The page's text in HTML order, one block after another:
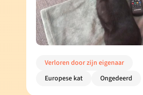
Verloren door zijn eigenaar
Europese kat
Ongedeerd